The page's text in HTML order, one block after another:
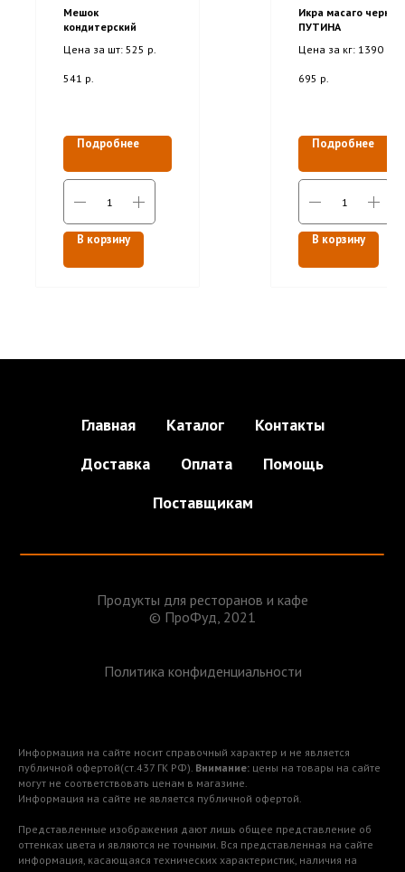
Мешок
кондитерский
Цена за шт: 525 р.
541 р.
Подробнее
В корзину
Икра масаго черная
ПУТИНА
Цена за кг: 1390 р.
695 р.
Подробнее
В корзину
Главная Каталог
Контакты
Доставка
Оплата
Помощь
Поставщикам
Продукты для ресторанов и кафе
© ПроФуд, 2021
Политика конфиденциальности
Информация на сайте носит справочный характер и не является
публичной офертой(ст.437 ГК РФ). Внимание: цены на товары на сайте
могут не соответствовать ценам в магазине.
Информация на сайте не является публичной офертой.
Представленные изображения дают лишь общее представление об
оттенках цвета и являются не точными. Вся представленная на сайте
информация, касающаяся технических характеристик, наличия на